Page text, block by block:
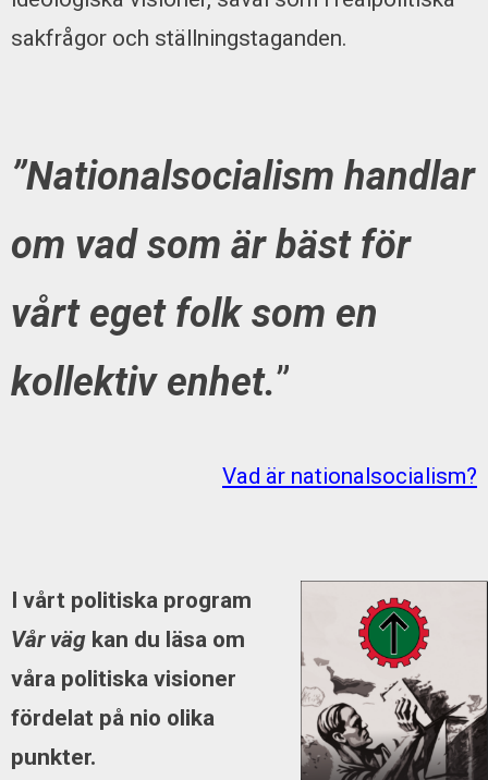
sakfrågor och ställningstaganden.
”Nationalsocialism handlar
om vad som är bäst för
vårt eget folk som en
kollektiv enhet.”
Vad är nationalsocialism?
I vårt politiska program
Vår väg kan du läsa om
våra politiska visioner
fördelat på nio olika
punkter.